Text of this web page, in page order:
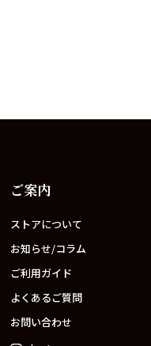
ご案内
ストアについて
お知らせ/コラム
ご利用ガイド
よくあるご質問
お問い合わせ